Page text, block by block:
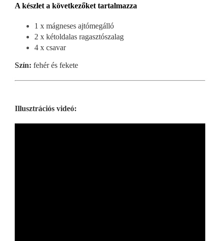
A készlet a következőket tartalmazza
1 x mágneses ajtómegálló
2 x kétoldalas ragasztószalag
4 x csavar
Szín: fehér és fekete
Illusztrációs videó: